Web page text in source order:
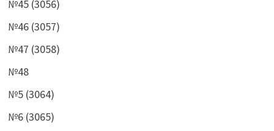
№45 (3056)
№46 (3057)
№47 (3058)
№48
№5 (3064)
№6 (3065)